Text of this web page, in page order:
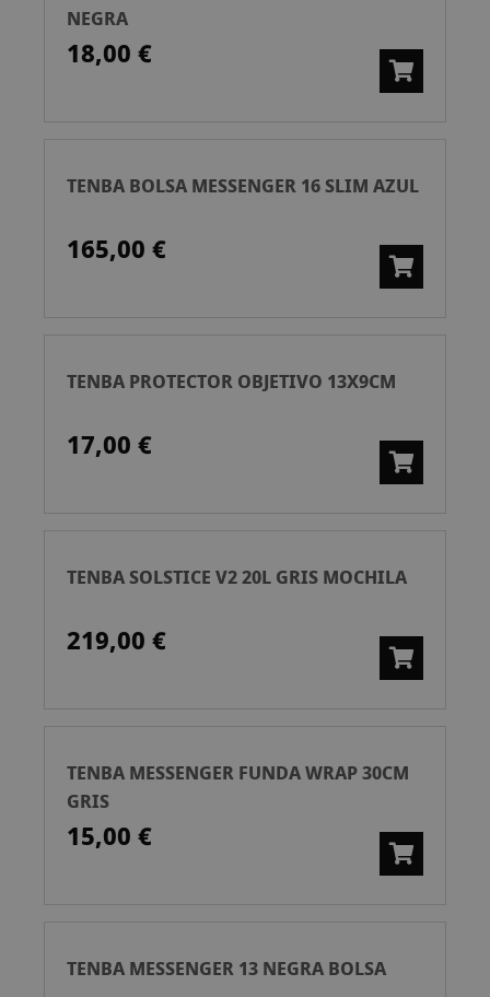
NEGRA
18,00 €
TENBA BOLSA MESSENGER 16 SLIM AZUL
165,00 €
TENBA PROTECTOR OBJETIVO 13X9CM
17,00 €
TENBA SOLSTICE V2 20L GRIS MOCHILA
219,00 €
TENBA MESSENGER FUNDA WRAP 30CM
GRIS
15,00 €
TENBA MESSENGER 13 NEGRA BOLSA